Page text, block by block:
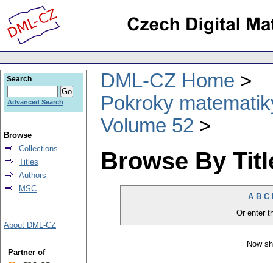
DML-CZ Home
Pokroky
Volume 52
Browse By
A B C
Or enter
Now
Search
Advanced Search
Browse
Collections
Titles
Authors
MSC
About DML-CZ
Partner of